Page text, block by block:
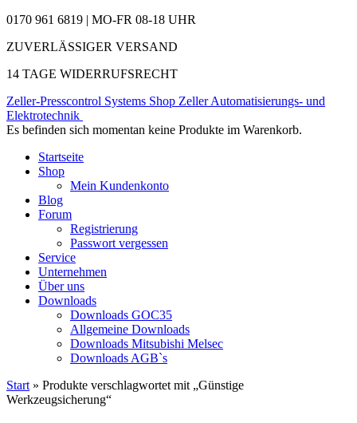
0170 961 6819 | MO-FR 08-18 UHR
ZUVERLÄSSIGER VERSAND
14 TAGE WIDERRUFSRECHT
Zeller-Presscontrol Systems Shop Zeller Automatisierungs- und
Elektrotechnik
Es befinden sich momentan keine Produkte im Warenkorb.
Startseite
Shop
Mein Kundenkonto
Blog
Forum
Registrierung
Passwort vergessen
Service
Unternehmen
Über uns
Downloads
Downloads GOC35
Allgemeine Downloads
Downloads Mitsubishi Melsec
Downloads AGB`s
Start » Produkte verschlagwortet mit „Günstige
Werkzeugsicherung“